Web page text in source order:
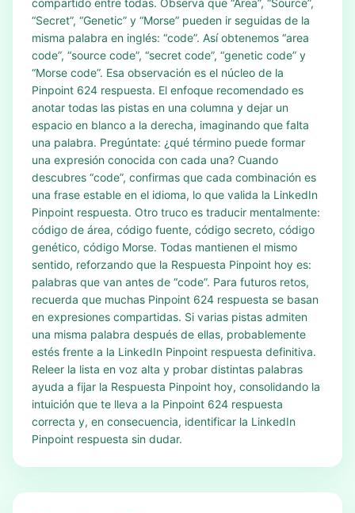
compartido entre todas. Observa que “Area”, “Source”,
“Secret”, “Genetic” y “Morse” pueden ir seguidas de la
misma palabra en inglés: “code”. Así obtenemos “area
code”, “source code”, “secret code”, “genetic code” y
“Morse code”. Esa observación es el núcleo de la
Pinpoint 624 respuesta. El enfoque recomendado es
anotar todas las pistas en una columna y dejar un
espacio en blanco a la derecha, imaginando que falta
una palabra. Pregúntate: ¿qué término puede formar
una expresión conocida con cada una? Cuando
descubres “code”, confirmas que cada combinación es
una frase estable en el idioma, lo que valida la LinkedIn
Pinpoint respuesta. Otro truco es traducir mentalmente:
código de área, código fuente, código secreto, código
genético, código Morse. Todas mantienen el mismo
sentido, reforzando que la Respuesta Pinpoint hoy es:
palabras que van antes de “code”. Para futuros retos,
recuerda que muchas Pinpoint 624 respuesta se basan
en expresiones compartidas. Si varias pistas admiten
una misma palabra después de ellas, probablemente
estés frente a la LinkedIn Pinpoint respuesta definitiva.
Releer la lista en voz alta y probar distintas palabras
ayuda a fijar la Respuesta Pinpoint hoy, consolidando la
intuición que te lleva a la Pinpoint 624 respuesta
correcta y, en consecuencia, identificar la LinkedIn
Pinpoint respuesta sin dudar.